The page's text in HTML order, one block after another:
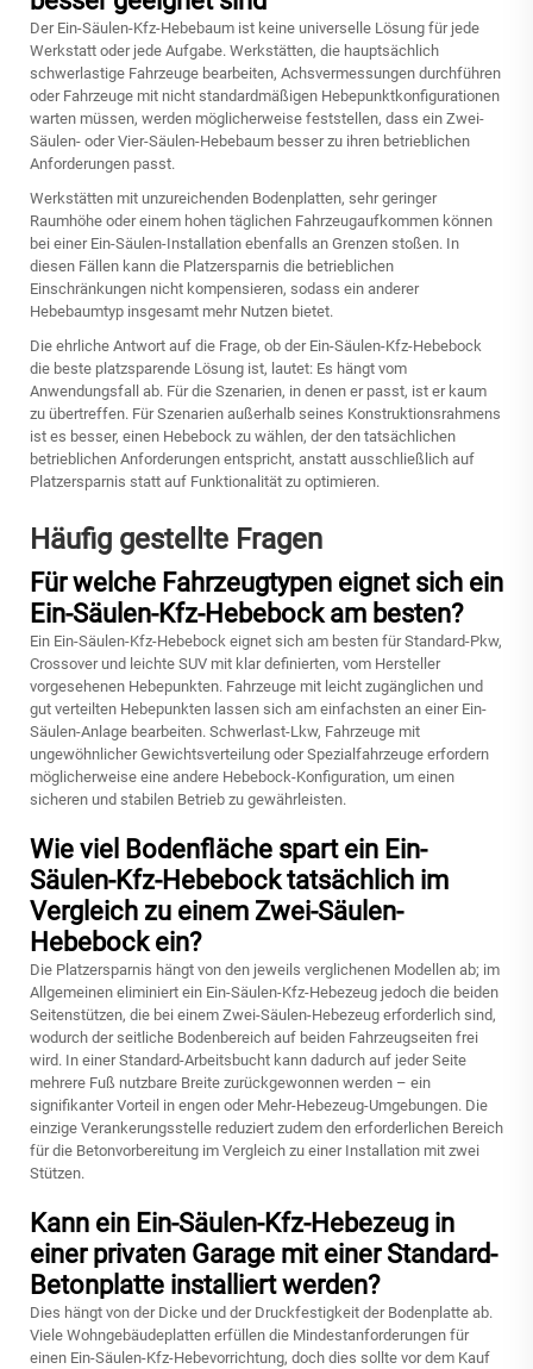
Der Ein-Säulen-Kfz-Hebebaum ist keine universelle Lösung für jede
Werkstatt oder jede Aufgabe. Werkstätten, die hauptsächlich
schwerlastige Fahrzeuge bearbeiten, Achsvermessungen durchführen
oder Fahrzeuge mit nicht standardmäßigen Hebepunktkonfigurationen
warten müssen, werden möglicherweise feststellen, dass ein Zwei-
Säulen- oder Vier-Säulen-Hebebaum besser zu ihren betrieblichen
Anforderungen passt.
Werkstätten mit unzureichenden Bodenplatten, sehr geringer
Raumhöhe oder einem hohen täglichen Fahrzeugaufkommen können
bei einer Ein-Säulen-Installation ebenfalls an Grenzen stoßen. In
diesen Fällen kann die Platzersparnis die betrieblichen
Einschränkungen nicht kompensieren, sodass ein anderer
Hebebaumtyp insgesamt mehr Nutzen bietet.
Die ehrliche Antwort auf die Frage, ob der Ein-Säulen-Kfz-Hebebock
die beste platzsparende Lösung ist, lautet: Es hängt vom
Anwendungsfall ab. Für die Szenarien, in denen er passt, ist er kaum
zu übertreffen. Für Szenarien außerhalb seines Konstruktionsrahmens
ist es besser, einen Hebebock zu wählen, der den tatsächlichen
betrieblichen Anforderungen entspricht, anstatt ausschließlich auf
Platzersparnis statt auf Funktionalität zu optimieren.
Häufig gestellte Fragen
Für welche Fahrzeugtypen eignet sich ein
Ein-Säulen-Kfz-Hebebock am besten?
Ein Ein-Säulen-Kfz-Hebebock eignet sich am besten für Standard-Pkw,
Crossover und leichte SUV mit klar definierten, vom Hersteller
vorgesehenen Hebepunkten. Fahrzeuge mit leicht zugänglichen und
gut verteilten Hebepunkten lassen sich am einfachsten an einer Ein-
Säulen-Anlage bearbeiten. Schwerlast-Lkw, Fahrzeuge mit
ungewöhnlicher Gewichtsverteilung oder Spezialfahrzeuge erfordern
möglicherweise eine andere Hebebock-Konfiguration, um einen
sicheren und stabilen Betrieb zu gewährleisten.
Wie viel Bodenfläche spart ein Ein-
Säulen-Kfz-Hebebock tatsächlich im
Vergleich zu einem Zwei-Säulen-
Hebebock ein?
Die Platzersparnis hängt von den jeweils verglichenen Modellen ab; im
Allgemeinen eliminiert ein Ein-Säulen-Kfz-Hebezeug jedoch die beiden
Seitenstützen, die bei einem Zwei-Säulen-Hebezeug erforderlich sind,
wodurch der seitliche Bodenbereich auf beiden Fahrzeugseiten frei
wird. In einer Standard-Arbeitsbucht kann dadurch auf jeder Seite
mehrere Fuß nutzbare Breite zurückgewonnen werden – ein
signifikanter Vorteil in engen oder Mehr-Hebezeug-Umgebungen. Die
einzige Verankerungsstelle reduziert zudem den erforderlichen Bereich
für die Betonvorbereitung im Vergleich zu einer Installation mit zwei
Stützen.
Kann ein Ein-Säulen-Kfz-Hebezeug in
einer privaten Garage mit einer Standard-
Betonplatte installiert werden?
Dies hängt von der Dicke und der Druckfestigkeit der Bodenplatte ab.
Viele Wohngebäudeplatten erfüllen die Mindestanforderungen für
einen Ein-Säulen-Kfz-Hebevorrichtung, doch dies sollte vor dem Kauf